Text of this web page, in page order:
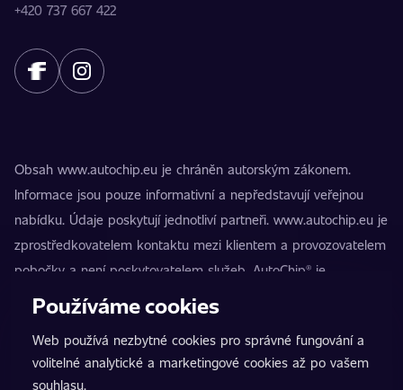
+420 737 667 422
Obsah www.autochip.eu je chráněn autorským zákonem.
Informace jsou pouze informativní a nepředstavují veřejnou
nabídku. Údaje poskytují jednotliví partneři. www.autochip.eu je
zprostředkovatelem kontaktu mezi klientem a provozovatelem
pobočky a není poskytovatelem služeb. AutoChip® je
registrovaná ochranná známka Petra Kučery. Úpravy, které
nezpůsobilosti vozidla k provozu na pozemních komunikacích.
Přesné informace poskytuje vždy konkrétní provozovatel
Používáme cookies
Web používá nezbytné cookies pro správné fungování a
volitelné analytické a marketingové cookies až po vašem
souhlasu.